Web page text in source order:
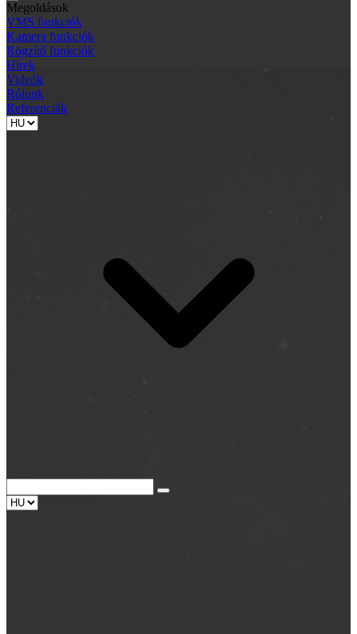
Megoldások
VMS funkciók
Kamera funkciók
Rögzítő funkciók
Hírek
Videók
Rólunk
Referenciák